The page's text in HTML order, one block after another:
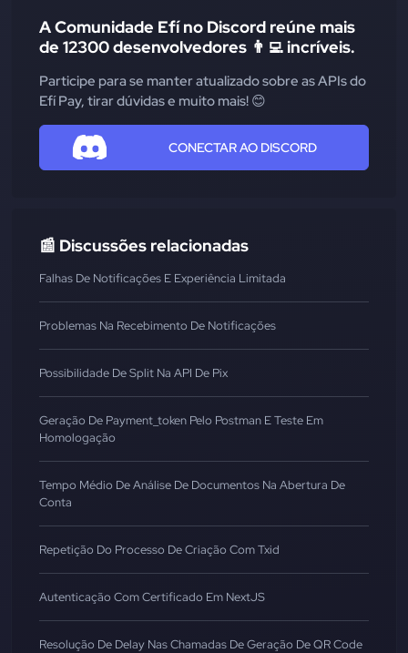
A Comunidade Efí no Discord reúne mais
de 12300 desenvolvedores 👨‍💻 incríveis.
Participe para se manter atualizado sobre as APIs do
Efí Pay, tirar dúvidas e muito mais! 😊
CONECTAR AO DISCORD
📰 Discussões relacionadas
Falhas De Notificações E Experiência Limitada
Problemas Na Recebimento De Notificações
Possibilidade De Split Na API De Pix
Geração De Payment_token Pelo Postman E Teste Em
Homologação
Tempo Médio De Análise De Documentos Na Abertura De
Conta
Repetição Do Processo De Criação Com Txid
Autenticação Com Certificado Em NextJS
Resolução De Delay Nas Chamadas De Geração De QR Code